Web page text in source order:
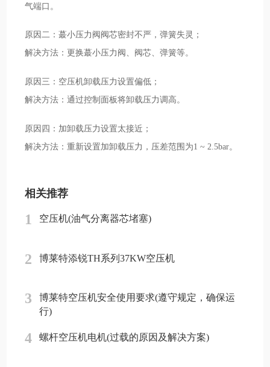
气端口。
原因二：蕞小压力阀阀芯密封不严，弹簧失灵；
解决方法：更换蕞小压力阀、阀芯、弹簧等。
原因三：空压机卸载压力设置偏低；
解决方法：通过控制面板将卸载压力调高。
原因四：加卸载压力设置太接近；
解决方法：重新设置加卸载压力，压差范围为1 ~ 2.5bar。
相关推荐
1 空压机(油气分离器芯堵塞)
2 博莱特添锐TH系列37KW空压机
3
博莱特空压机安全使用要求(遵守规定，确保运
行)
4 螺杆空压机电机(过载的原因及解决方案)